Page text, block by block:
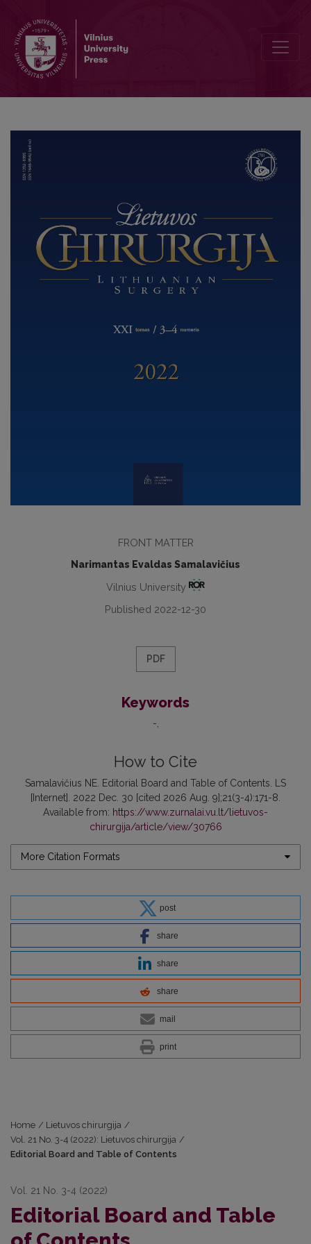
FRONT MATTER
Narimantas Evaldas Samalavičius
Vilnius University
Published 2022-12-30
PDF
Keywords
-
How to Cite
Samalavičius NE. Editorial Board and Table of Contents. LS
[Internet]. 2022 Dec. 30 [cited 2026 Aug. 9];21(3-4):171-8.
Available from: https://www.zurnalai.vu.lt/lietuvos-
chirurgija/article/view/30766
More Citation Formats
post
share
share
share
mail
print
Home / Lietuvos chirurgija /
Vol. 21 No. 3-4 (2022): Lietuvos chirurgija /
Editorial Board and Table of Contents
Vol. 21 No. 3-4 (2022)
Editorial Board and Table